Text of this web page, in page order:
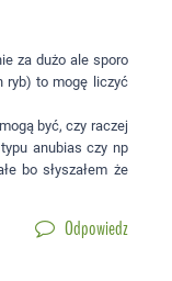
za dużo ale sporo
ryb) to mogę liczyć
być, czy raczej
anubias czy np
bo słyszałem że
Odpowiedz